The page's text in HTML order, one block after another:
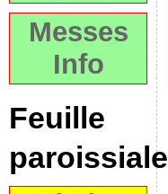
Messes
Info
Feuille
paroissiale